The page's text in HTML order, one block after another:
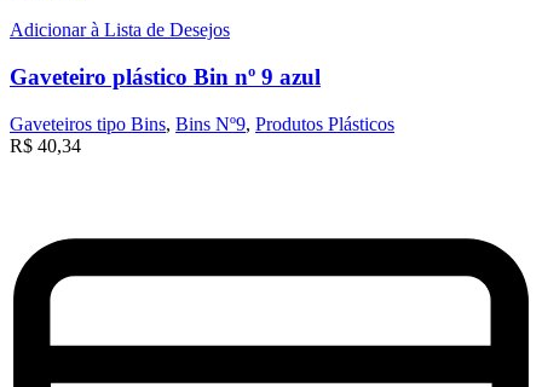
Adicionar à Lista de Desejos
Gaveteiro plástico Bin nº 9 azul
Gaveteiros tipo Bins, Bins Nº9, Produtos Plásticos
R$ 40,34